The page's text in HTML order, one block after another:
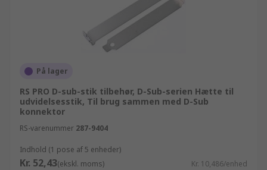
På lager
RS PRO D-sub-stik tilbehør, D-Sub-serien Hætte til
udvidelsesstik, Til brug sammen med D-Sub
konnektor
RS-varenummer 287-9404
Indhold (1 pose af 5 enheder)
Kr. 52,43(ekskl. moms) Kr. 10,486/enhed